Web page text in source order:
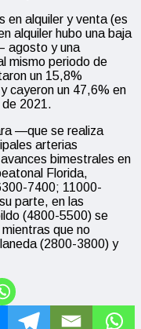
en alquiler y venta (es
alquiler hubo una baja
agosto y una
mismo periodo de
un 15,8%
cayeron un 47,6% en
2021.
—que se realiza
arterias
bimestrales en
Florida,
7400; 11000-
parte, en las
(4800-5500) se
que no
(2800-3800) y